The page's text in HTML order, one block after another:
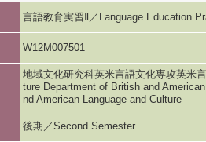
言語教育実習Ⅱ／Language Education
W12M007501
地域文化研究科英米言語文化専攻英米
ture Department of British and
nd American Language and Culture
後期／Second Semester